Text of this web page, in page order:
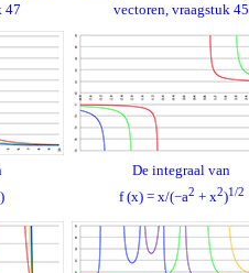
47
vectoren, vraagstuk 45
De integraal van
f (x) = x/(−a2 + x2)1/2